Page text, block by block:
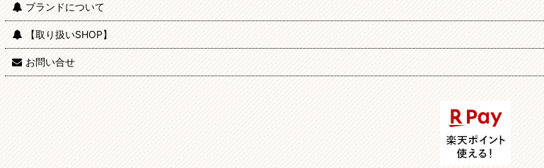
ブランドについて
【取り扱いSHOP】
お問い合せ